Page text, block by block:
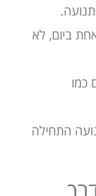
ביום, לא
כמו
התחילה